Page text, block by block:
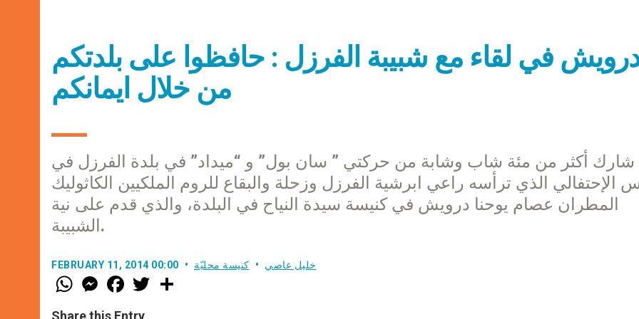
في لقاء مع شبيبة الفرزل : حافظوا على بلدتكم
من خلال ايمانكم
شارك أكثر من مئة شاب وشابة من حركتي ” سان بول” و “ميداد” في بلدة الفرزل في
الإحتفالي الذي ترأسه راعي ابرشية الفرزل وزحلة والبقاع للروم الملكيين الكاثوليك
المطران عصام يوحنا درويش في كنيسة سيدة النياح في البلدة، والذي قدم على نية
الشبيبة.
FEBRUARY 11, 2014 00:00 خليل عاصي كنيسة محليّة
W
h
t
M
e
s
F
a
e
w
Share this Entry